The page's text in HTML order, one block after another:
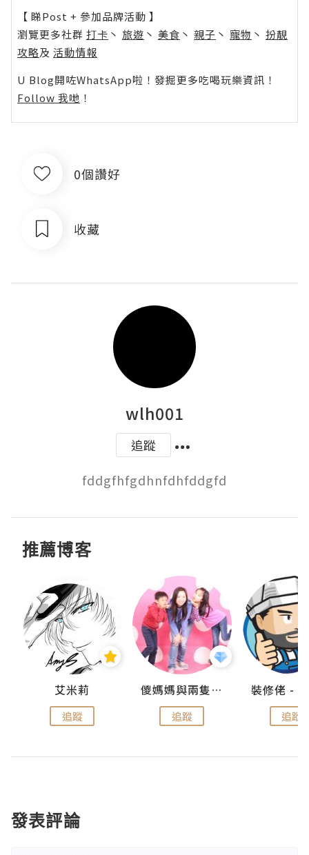
【 睇Post + 參加品牌活動 】
瀏覽更多社群 打卡 丶 旅遊 丶 美食 丶 親子 丶 寵物 丶 扮靚
攻略及 活動情報
U Blog開咗WhatsApp啦！發掘更多吃喝玩樂資訊！
Follow 我哋 ！
0個讚好
收藏
wlh001
追蹤
fddgfhfgdhnfdhfddgfd
推薦博客
艾米莉
追蹤
儍媽媽與兩隻小魔怪之家
追蹤 追蹤
發表評論